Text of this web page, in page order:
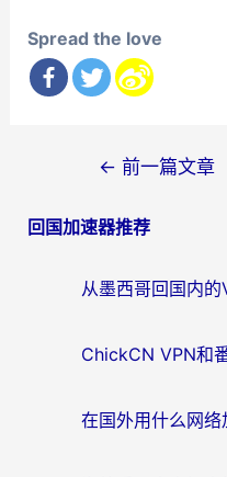
Spread the love
导
← 前一篇文章
回国加速器推荐